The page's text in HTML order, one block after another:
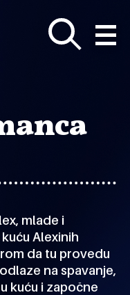
mlade i
Alexinih
da tu provedu
na spavanje,
kuću i započne